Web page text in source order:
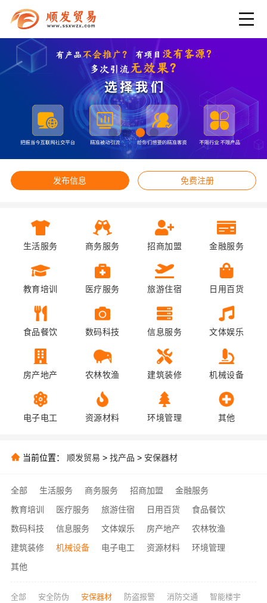
发布信息 免费注册
生活服务 商务服务 招商加盟 金融服务
教育培训 医疗服务 旅游住宿 日用百货
食品餐饮 数码科技 信息服务 文体娱乐
房产地产 农林牧渔 建筑装修 机械设备
电子电工 资源材料 环境管理 其他
当前位置： 顺发贸易 > 找产品 > 安保器材
全部 生活服务 商务服务 招商加盟
金融服务
教育培训
医疗服务 旅游住宿 日用百货
食品餐饮
数码科技
信息服务 文体娱乐 房产地产
农林牧渔
建筑装修
机械设备 电子电工 资源材料
环境管理
其他
全部 安全防伪 安保器材 防盗报警 消防交通 智能楼宇